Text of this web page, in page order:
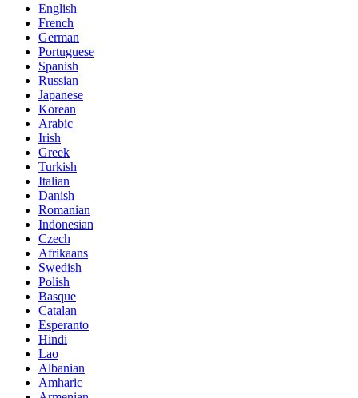
English
French
German
Portuguese
Spanish
Russian
Japanese
Korean
Arabic
Irish
Greek
Turkish
Italian
Danish
Romanian
Indonesian
Czech
Afrikaans
Swedish
Polish
Basque
Catalan
Esperanto
Hindi
Lao
Albanian
Amharic